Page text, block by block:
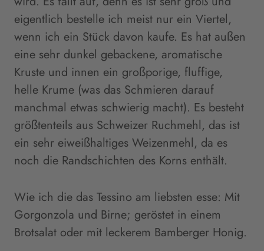
eigentlich bestelle ich meist nur ein Viertel,
wenn ich ein Stück davon kaufe. Es hat außen
eine sehr dunkel gebackene, aromatische
Kruste und innen ein großporige, fluffige,
helle Krume (was das Schmieren darauf
manchmal etwas schwierig macht). Es besteht
größtenteils aus Schweizer Ruchmehl, das ist
ein sehr eiweißhaltiges Weizenmehl, da es
noch die Randschichten des Korns enthält.
Wie ich die das Tessino am liebsten esse: Mit
Gorgonzola und Birne; geröstet in einem
Brotsalat oder mit leckerem Bamberger Honig.